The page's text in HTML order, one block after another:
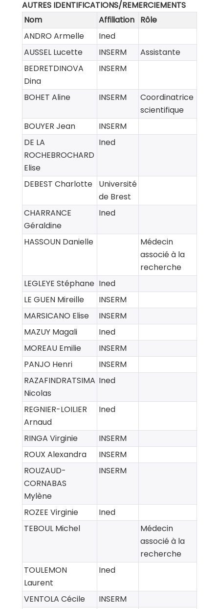
AUTRES IDENTIFICATIONS/REMERCIEMENTS
Nom
Affiliation Rôle
ANDRO Armelle
Ined
AUSSEL Lucette
INSERM
Assistante
BEDRETDINOVA
Dina
INSERM
BOHET Aline INSERM
Coordinatrice
scientifique
BOUYER Jean
INSERM
DE LA
ROCHEBROCHARD
Elise
Ined
DEBEST Charlotte
Université
de Brest
CHARRANCE
Géraldine
Ined
HASSOUN Danielle
Médecin
associé à la
recherche
LEGLEYE Stéphane Ined
LE GUEN Mireille
INSERM
MARSICANO Elise
INSERM
MAZUY Magali
Ined
MOREAU Emilie
INSERM
PANJO Henri
INSERM
RAZAFINDRATSIMA
Nicolas
Ined
REGNIER-LOILIER
Arnaud
Ined
RINGA Virginie
INSERM
ROUX Alexandra
INSERM
ROUZAUD-
CORNABAS
Mylène
INSERM
ROZEE Virginie
Ined
TEBOUL Michel
Médecin
associé à la
recherche
TOULEMON
Laurent
Ined
VENTOLA Cécile
INSERM